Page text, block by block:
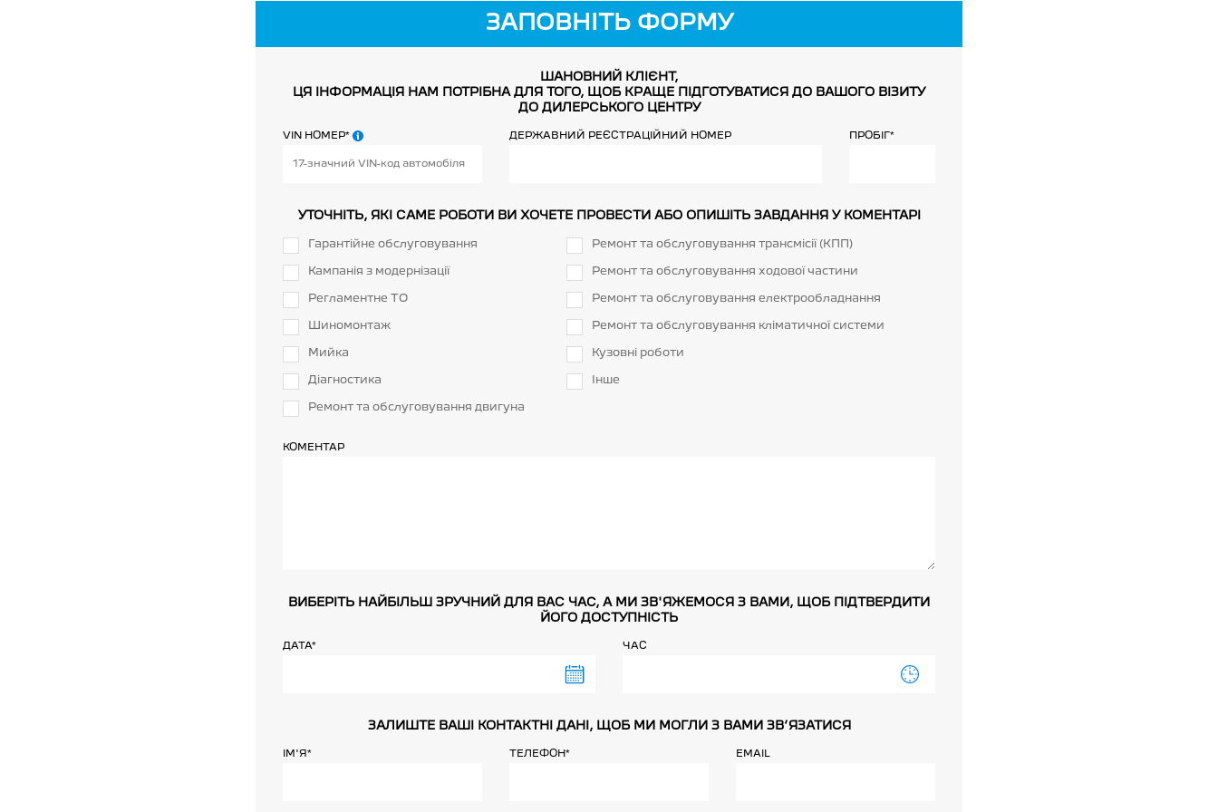
ЗАПОВНІТЬ ФОРМУ
ШАНОВНИЙ КЛІЄНТ,
ЦЯ ІНФОРМАЦІЯ НАМ ПОТРІБНА ДЛЯ ТОГО, ЩОБ КРАЩЕ ПІДГОТУВАТИСЯ ДО ВАШОГО ВІЗИТУ
ДО ДИЛЕРСЬКОГО ЦЕНТРУ
VIN НОМЕР* ДЕРЖАВНИЙ РЕЄСТРАЦІЙНИЙ НОМЕР ПРОБIГ*
УТОЧНІТЬ, ЯКІ САМЕ РОБОТИ ВИ ХОЧЕТЕ ПРОВЕСТИ АБО ОПИШІТЬ ЗАВДАННЯ У КОМЕНТАРІ
Гарантійне обслуговування
Кампанія з модернізації
Регламентне ТО
Шиномонтаж
Мийка
Діагностика
Ремонт та обслуговування двигуна
Ремонт та обслуговування трансмісії (КПП)
Ремонт та обслуговування ходової частини
Ремонт та обслуговування електрообладнання
Ремонт та обслуговування кліматичної системи
Кузовні роботи
Інше
КОМЕНТАР
ВИБЕРІТЬ НАЙБІЛЬШ ЗРУЧНИЙ ДЛЯ ВАС ЧАС, А МИ ЗВ'ЯЖЕМОСЯ З ВАМИ, ЩОБ ПІДТВЕРДИТИ
ЙОГО ДОСТУПНІСТЬ
ДАТА* ЧАС
ЗАЛИШТЕ ВАШІ КОНТАКТНІ ДАНІ, ЩОБ МИ МОГЛИ З ВАМИ ЗВ’ЯЗАТИСЯ
ІМ'Я* ТЕЛЕФОН* EMAIL